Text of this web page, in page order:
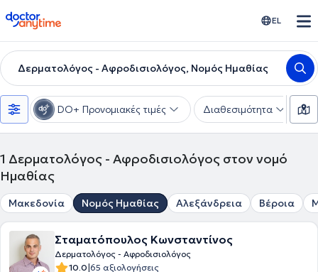
doctoranytime EL
Δερματολόγος - Αφροδισιολόγος, Νομός Ημαθίας
DO+ Προνομιακές τιμές Διαθεσιμότητα
1 Δερματολόγος - Αφροδισιολόγος στον νομό
Ημαθίας
Μακεδονία Νομός Ημαθίας Αλεξάνδρεια Βέροια
Σταματόπουλος Κωνσταντίνος
Δερματολόγος - Αφροδισιολόγος
10.0|65 αξιολογήσεις